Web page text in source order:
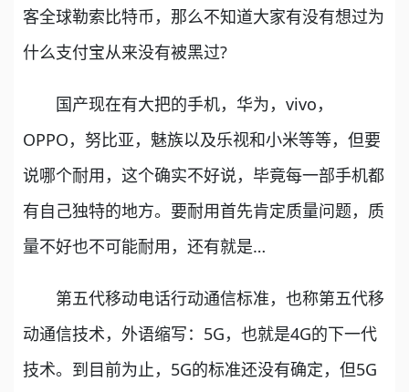
客全球勒索比特币，那么不知道大家有没有想过为
什么支付宝从来没有被黑过?
国产现在有大把的手机，华为，vivo，
OPPO，努比亚，魅族以及乐视和小米等等，但要
说哪个耐用，这个确实不好说，毕竟每一部手机都
有自己独特的地方。要耐用首先肯定质量问题，质
量不好也不可能耐用，还有就是…
第五代移动电话行动通信标准，也称第五代移
动通信技术，外语缩写：5G，也就是4G的下一代
技术。到目前为止，5G的标准还没有确定，但5G